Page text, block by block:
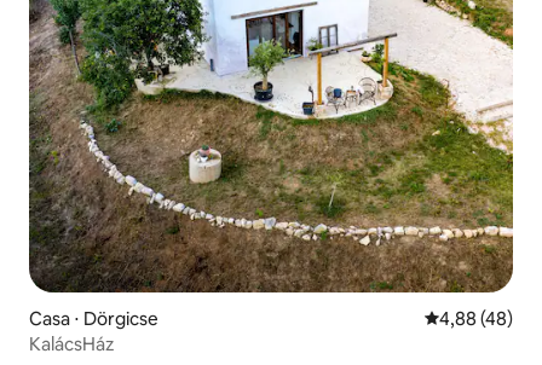
Casa ⋅ Dörgicse 4,88 de uma
4,88 (48)
KalácsHáz